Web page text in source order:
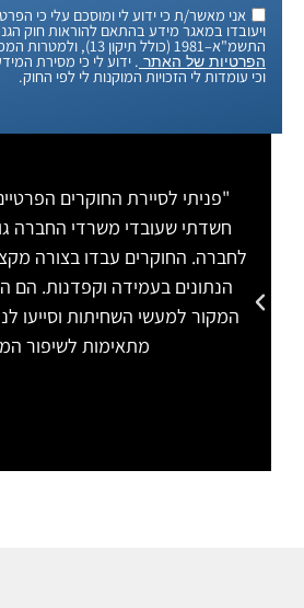
אני מאשר/ת כי ידוע לי ומוסכם עלי כי
ויעובדו במאגר מידע בהתאם להוראות חוק
התשמ"א–1981 (כולל תיקון 13), ולמטרות המפורטות
הפרטיות של האתר . ידוע לי כי מסירת
וכי עומדות לי הזכויות המוקנות לי לפי החוק.
"פניתי לסיירת החוקרים
חשדתי שעובדי משרדי החברה
לחברה. החוקרים עבדו בצורה
הנתונים בעמידה וקפדנות. הם
המקור למעשי השחיתות וסייעו
מתאימות לשיפור